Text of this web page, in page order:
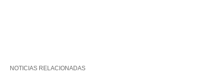
NOTICIAS RELACIONADAS